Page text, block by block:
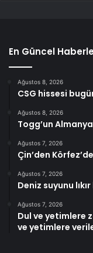
En Güncel
Ağustos 8, 2026
CSG hissesi
Ağustos 8, 2026
Togg’un
Ağustos 7, 2026
Çin’den
Ağustos 7, 2026
Deniz suyunu
Ağustos 7, 2026
Dul ve yetimlere
ve yetimlere